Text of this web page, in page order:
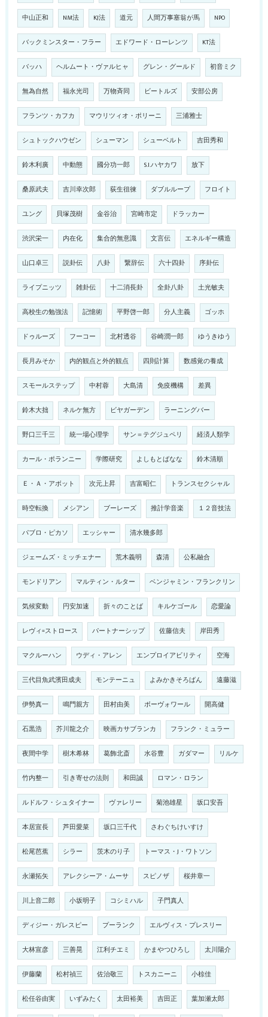
中山正和 NM法 KJ法 道元 人間万事塞翁が馬 NPO
バックミンスター・フラー エドワード・ローレンツ KT法
バッハ ヘルムート・ヴァルヒャ グレン・グールド 初音ミク
無為自然 福永光司 万物斉同 ビートルズ 安部公房
フランツ・カフカ マウリツィオ・ポリーニ 三浦雅士
シュトックハウゼン シューマン シューベルト 吉田秀和
鈴木利廣 中動態 國分功一郎 S.I.ハヤカワ 放下
桑原武夫 吉川幸次郎 荻生徂徠 ダブルループ フロイト
ユング 貝塚茂樹 金谷治 宮崎市定 ドラッカー
渋沢栄一 内在化 集合的無意識 文言伝 エネルギー構造
山口卓三 説卦伝 八卦 繋辞伝 六十四卦 序卦伝
ライプニッツ 雑卦伝 十二消長卦 全卦八卦 土光敏夫
高校生の勉強法 記憶術 平野啓一郎 分人主義 ゴッホ
ドゥルーズ フーコー 北村透谷 谷崎潤一郎 ゆうきゆう
長月みそか 内的観点と外的観点 四則計算 数感覚の養成
スモールステップ 中村蓉 大島清 免疫機構 差異
鈴木大拙 ネルケ無方 ビヤガーデン ラーニングバー
野口三千三 統一場心理学 サン＝テグジュペリ 経済人類学
カール・ポランニー 学際研究 よしもとばなな 鈴木清順
Ｅ・Ａ・アボット 次元上昇 吉富昭仁 トランスセクシャル
時空転換 メシアン ブーレーズ 推計学音楽 １２音技法
パブロ・ピカソ エッシャー 清水幾多郎
ジェームズ・ミッチェナー 荒木義明 森清 公私融合
モンドリアン マルティン・ルター ベンジャミン・フランクリン
気候変動 円安加速 折々のことば キルケゴール 恋愛論
レヴィ=ストロース パートナーシップ 佐藤信夫 岸田秀
マクルーハン ウディ・アレン エンプロイアビリティ 空海
三代目魚武濱田成夫 モンテーニュ よみかきそろばん 遠藤滋
伊勢真一 鳴門親方 田村由美 ボーヴォワール 開高健
石黒浩 芥川龍之介 映画カサブランカ フランク・ミュラー
夜間中学 樹木希林 葛飾北斎 水谷豊 ガダマー リルケ
竹内整一 引き寄せの法則 和田誠 ロマン・ロラン
ルドルフ・シュタイナー ヴァレリー 菊池雄星 坂口安吾
本居宣長 芦田愛菜 坂口三千代 さわぐちけいすけ
松尾芭蕉 シラー 茨木のり子 トーマス・J・ワトソン
永瀬拓矢 アレクシーア・ムーサ スピノザ 桜井章一
川上音二郎 小坂明子 コシミハル 子門真人
ディジー・ガレスピー プーランク エルヴィス・プレスリー
大林宣彦 三善晃 江利チエミ かまやつひろし 太川陽介
伊藤蘭 松村禎三 佐治敬三 トスカニーニ 小椋佳
松任谷由実 いずみたく 太田裕美 吉田正 葉加瀬太郎